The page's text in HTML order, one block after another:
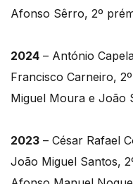
Afonso Sêrro, 2º
2024 – António
Francisco Carneiro,
Miguel Moura e João
2023 – César Rafael
João Miguel Santos,